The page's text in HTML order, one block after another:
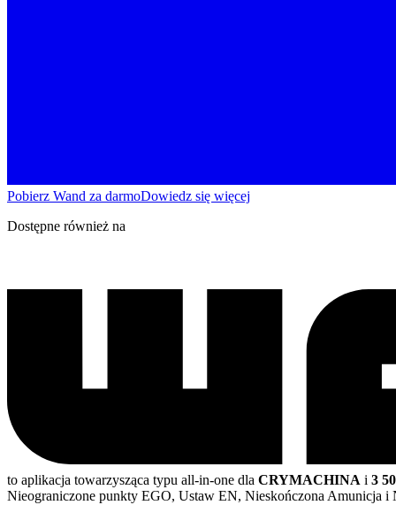
Pobierz Wand za darmoDowiedz się więcej
Dostępne również na
to aplikacja towarzysząca typu all-in-one dla CRYMACHINA i 3
Nieograniczone punkty EGO, Ustaw EN, Nieskończona Amunicja i